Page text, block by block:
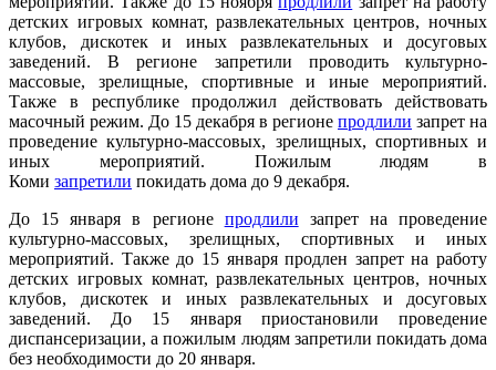
детских игровых комнат, развлекательных центров, ночных
клубов, дискотек и иных развлекательных и досуговых
заведений. В регионе запретили проводить культурно-
массовые, зрелищные, спортивные и иные мероприятий.
Также в республике продолжил действовать действовать
масочный режим. До 15 декабря в регионе продлили запрет на
проведение культурно-массовых, зрелищных, спортивных и
иных мероприятий. Пожилым людям в
Коми запретили покидать дома до 9 декабря.
До 15 января в регионе продлили запрет на проведение
культурно-массовых, зрелищных, спортивных и иных
мероприятий. Также до 15 января продлен запрет на работу
детских игровых комнат, развлекательных центров, ночных
клубов, дискотек и иных развлекательных и досуговых
заведений. До 15 января приостановили проведение
диспансеризации, а пожилым людям запретили покидать дома
без необходимости до 20 января.